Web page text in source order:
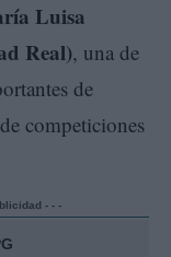
Luisa
Real), una de
de
competiciones
- - -